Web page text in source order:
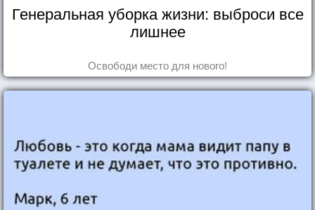
Генеральная уборка жизни: выброси все
лишнее
Освободи место для нового!